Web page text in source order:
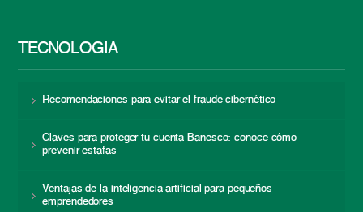
TECNOLOGÍA
Recomendaciones para evitar el fraude cibernético
Claves para proteger tu cuenta Banesco: conoce cómo
prevenir estafas
Ventajas de la inteligencia artificial para pequeños
emprendedores